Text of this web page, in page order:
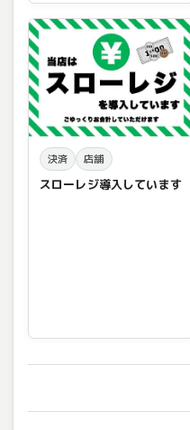
決済 店舗
スローレジ導入しています